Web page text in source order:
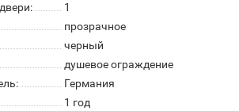
1
прозрачное
черный
душевое ограждение
Германия
1 год